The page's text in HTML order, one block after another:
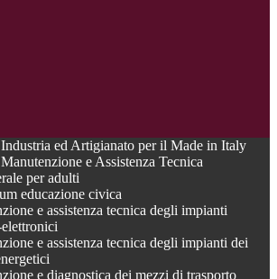
ed Artigianato per il Made in Italy
e Assistenza Tecnica
per adulti
educazione civica
e assistenza tecnica degli impianti
e assistenza tecnica degli impianti dei
e diagnostica dei mezzi di trasporto